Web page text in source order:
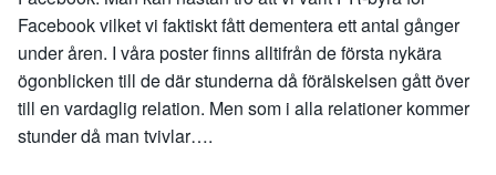
Facebook vilket vi faktiskt fått dementera ett antal gånger
under åren. I våra poster finns alltifrån de första nykära
ögonblicken till de där stunderna då förälskelsen gått över
till en vardaglig relation. Men som i alla relationer kommer
stunder då man tvivlar….